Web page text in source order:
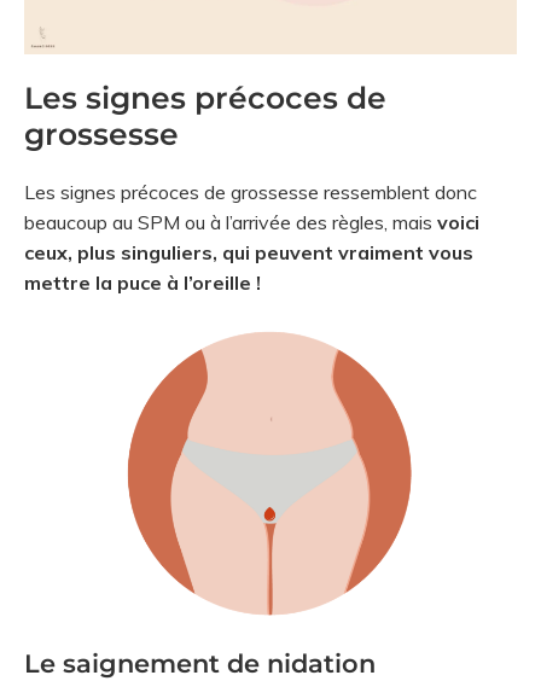
Les signes précoces de
grossesse
Les signes précoces de grossesse ressemblent donc
beaucoup au SPM ou à l’arrivée des règles, mais voici
ceux, plus singuliers, qui peuvent vraiment vous
mettre la puce à l’oreille !
Le saignement de nidation